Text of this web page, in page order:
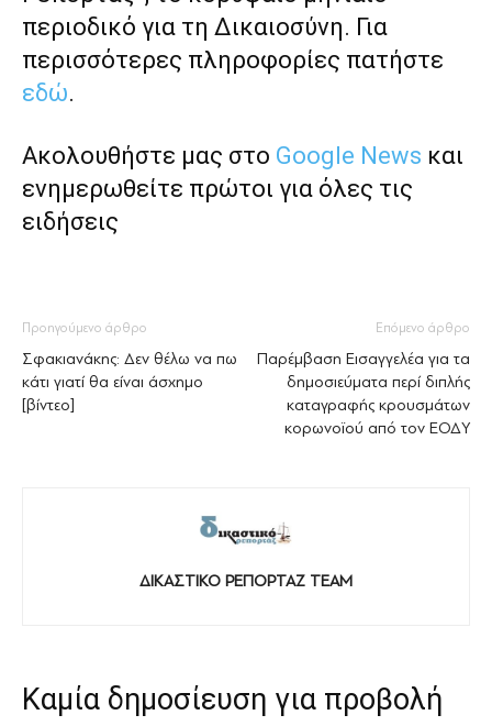
περιοδικό για τη Δικαιοσύνη. Για
περισσότερες πληροφορίες πατήστε
εδώ.
Ακολουθήστε μας στο Google News και
ενημερωθείτε πρώτοι για όλες τις
ειδήσεις
Προηγούμενο άρθρο
Σφακιανάκης: Δεν θέλω να πω
κάτι γιατί θα είναι άσχημο
[βίντεο]
Επόμενο άρθρο
Παρέμβαση Εισαγγελέα για τα
δημοσιεύματα περί διπλής
καταγραφής κρουσμάτων
κορωνοϊού από τον ΕΟΔΥ
ΔΙΚΑΣΤΙΚΟ ΡΕΠΟΡΤΑΖ TEAM
Καμία δημοσίευση για προβολή